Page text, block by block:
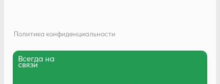
Политика конфиденциальности
Всегда на
связи